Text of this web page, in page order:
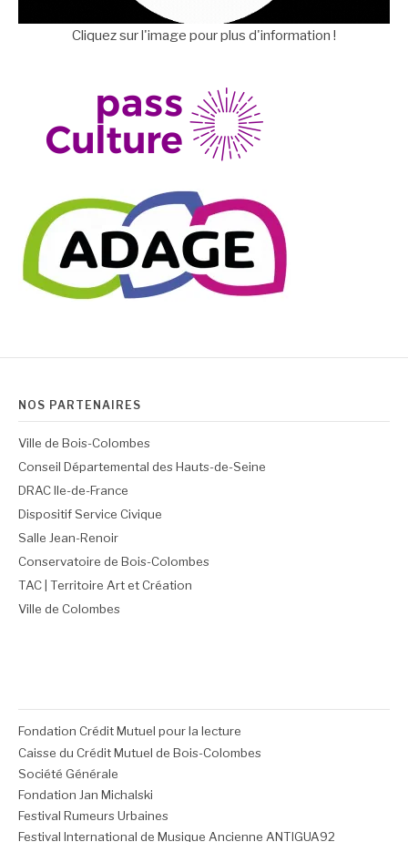
Cliquez sur l'image pour plus d'information !
NOS PARTENAIRES
Ville de Bois-Colombes
Conseil Départemental des Hauts-de-Seine
DRAC Ile-de-France
Dispositif Service Civique
Salle Jean-Renoir
Conservatoire de Bois-Colombes
TAC | Territoire Art et Création
Ville de Colombes
Fondation Crédit Mutuel pour la lecture
Caisse du Crédit Mutuel de Bois-Colombes
Société Générale
Fondation Jan Michalski
Festival Rumeurs Urbaines
Festival International de Musique Ancienne ANTIGUA92